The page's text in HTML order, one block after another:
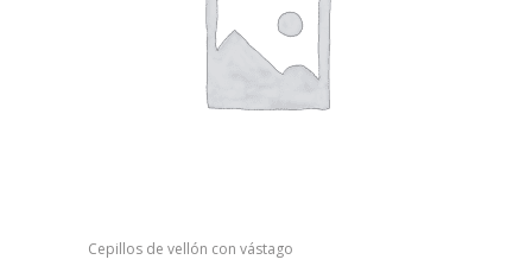
Cepillos de vellón con vástago